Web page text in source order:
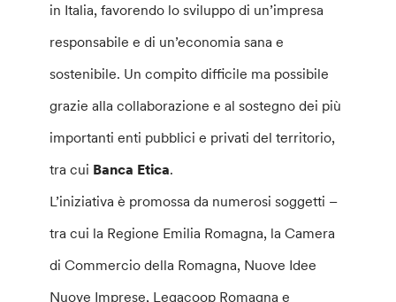
in Italia, favorendo lo sviluppo di un’impresa
responsabile e di un’economia sana e
sostenibile. Un compito difficile ma possibile
grazie alla collaborazione e al sostegno dei più
importanti enti pubblici e privati del territorio,
tra cui Banca Etica.
L’iniziativa è promossa da numerosi soggetti –
tra cui la Regione Emilia Romagna, la Camera
di Commercio della Romagna, Nuove Idee
Nuove Imprese, Legacoop Romagna e